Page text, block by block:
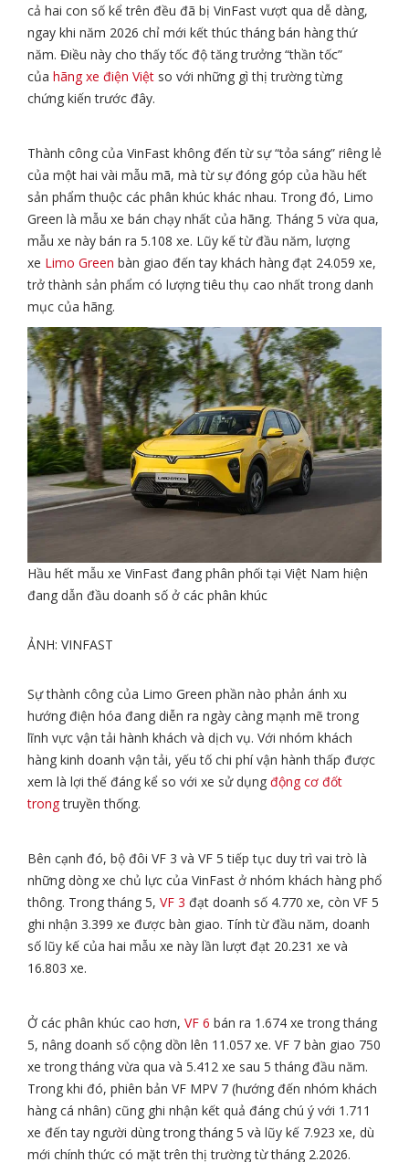
cả hai con số kể trên đều đã bị VinFast vượt qua dễ dàng,
ngay khi năm 2026 chỉ mới kết thúc tháng bán hàng thứ
năm. Điều này cho thấy tốc độ tăng trưởng “thần tốc”
của hãng xe điện Việt so với những gì thị trường từng
chứng kiến trước đây.
Thành công của VinFast không đến từ sự “tỏa sáng” riêng lẻ
của một hai vài mẫu mã, mà từ sự đóng góp của hầu hết
sản phẩm thuộc các phân khúc khác nhau. Trong đó, Limo
Green là mẫu xe bán chạy nhất của hãng. Tháng 5 vừa qua,
mẫu xe này bán ra 5.108 xe. Lũy kế từ đầu năm, lượng
xe Limo Green bàn giao đến tay khách hàng đạt 24.059 xe,
trở thành sản phẩm có lượng tiêu thụ cao nhất trong danh
mục của hãng.
Hầu hết mẫu xe VinFast đang phân phối tại Việt Nam hiện
đang dẫn đầu doanh số ở các phân khúc
ẢNH: VINFAST
Sự thành công của Limo Green phần nào phản ánh xu
hướng điện hóa đang diễn ra ngày càng mạnh mẽ trong
lĩnh vực vận tải hành khách và dịch vụ. Với nhóm khách
hàng kinh doanh vận tải, yếu tố chi phí vận hành thấp được
xem là lợi thế đáng kể so với xe sử dụng động cơ đốt
trongtruyền thống.
Bên cạnh đó, bộ đôi VF 3 và VF 5 tiếp tục duy trì vai trò là
những dòng xe chủ lực của VinFast ở nhóm khách hàng phổ
thông. Trong tháng 5, VF 3 đạt doanh số 4.770 xe, còn VF 5
ghi nhận 3.399 xe được bàn giao. Tính từ đầu năm, doanh
số lũy kế của hai mẫu xe này lần lượt đạt 20.231 xe và
16.803 xe.
Ở các phân khúc cao hơn, VF 6 bán ra 1.674 xe trong tháng
5, nâng doanh số cộng dồn lên 11.057 xe. VF 7 bàn giao 750
xe trong tháng vừa qua và 5.412 xe sau 5 tháng đầu năm.
Trong khi đó, phiên bản VF MPV 7 (hướng đến nhóm khách
hàng cá nhân) cũng ghi nhận kết quả đáng chú ý với 1.711
xe đến tay người dùng trong tháng 5 và lũy kế 7.923 xe, dù
mới chính thức có mặt trên thị trường từ tháng 2.2026.